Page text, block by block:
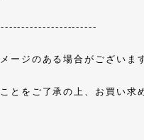
ージのある場合がございま
とをご了承の上、お買い求